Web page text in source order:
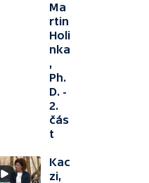
Ma
rtin
Holi
nka
,
Ph.
D. -
2.
čás
t
Kac
zi,